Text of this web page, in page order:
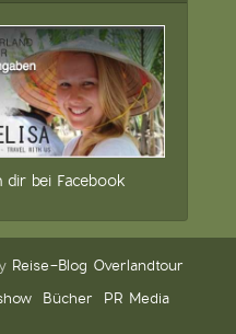
dir bei Facebook
Reise-Blog Overlandtour
Bücher
PR Media